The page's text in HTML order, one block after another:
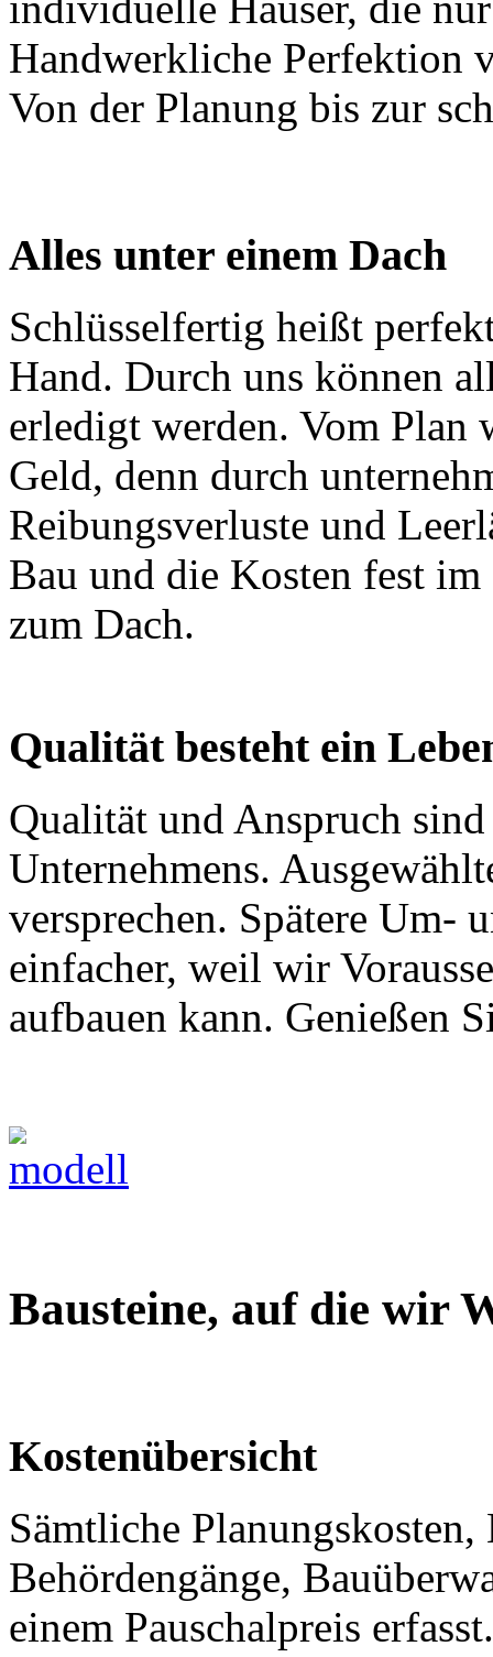
Handwerkliche Perfektion
Von der Planung bis zur
Alles unter einem Dach
Schlüsselfertig heißt
Hand. Durch uns können
erledigt werden. Vom Plan
Geld, denn durch
Reibungsverluste und
Bau und die Kosten fest
zum Dach.
Qualität besteht ein
Qualität und Anspruch
Unternehmens.
versprechen. Spätere Um-
einfacher, weil wir
aufbauen kann. Genießen
Bausteine, auf die wir
Kostenübersicht
Sämtliche
Behördengänge,
einem Pauschalpreis erfasst.